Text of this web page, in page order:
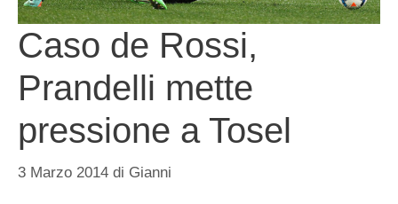
Caso de Rossi,
Prandelli mette
pressione a Tosel
3 Marzo 2014 di Gianni